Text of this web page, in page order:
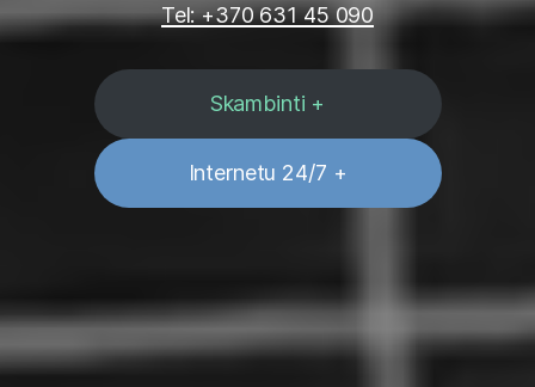
Tel: +370 631 45 090
Skambinti +
Internetu 24/7 +